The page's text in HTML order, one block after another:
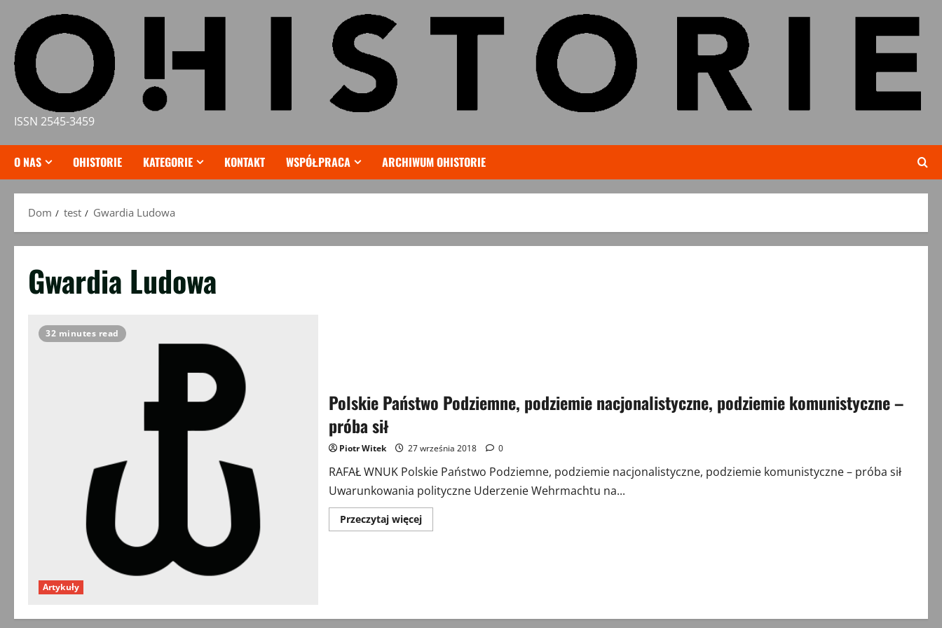
treści
ISSN 2545-3459
O NAS OHISTORIE KATEGORIE KONTAKT WSPÓŁPRACA ARCHIWUM OHISTORIE
Dom test Gwardia Ludowa
Gwardia Ludowa
32 minutes read
Artykuły
Polskie Państwo Podziemne, podziemie nacjonalistyczne, podziemie komunistyczne –
próba sił
Piotr Witek 27 września 2018 0
RAFAŁ WNUK Polskie Państwo Podziemne, podziemie nacjonalistyczne, podziemie komunistyczne – próba sił
Uwarunkowania polityczne Uderzenie Wehrmachtu na...
Przeczytaj więcejPrzeczytaj
więcej
–